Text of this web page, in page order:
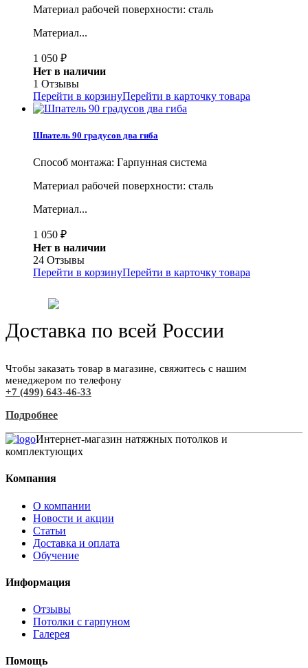
Материал рабочей поверхности: сталь
Материал...
1 050 ₽
Нет в наличии
1 Отзывы
Перейти в корзинуПерейти в карточку товара
Шпатель 90 градусов два гиба
Способ монтажа: Гарпунная система
Материал рабочей поверхности: сталь
Материал...
1 050 ₽
Нет в наличии
24 Отзывы
Перейти в корзинуПерейти в карточку товара
Доставка по всей России
Чтобы заказать товар в магазине, свяжитесь с нашим
менеджером по телефону
+7 (499) 643-46-33
Подробнее
Интернет-магазин натяжных потолков и
комплектующих
Компания
О компании
Новости и акции
Статьи
Доставка и оплата
Обучение
Информация
Отзывы
Потолки с гарпуном
Галерея
Помощь